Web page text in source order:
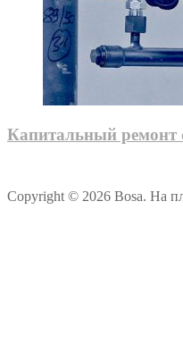
Капитальный ремонт
Copyright © 2026 Bosa. На